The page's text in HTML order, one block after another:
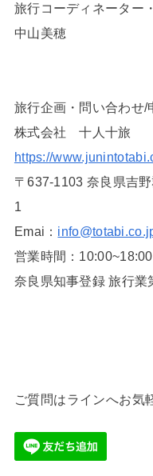
旅行コーディネーター
中山美穂
旅行企画・問い合わせ/
株式会社 十人十旅
https://
〒637-1103 奈良県吉
1
Emai：
営業時間：10:00~18:00
奈良県知事登録 旅行業
ご質問はラインへお気